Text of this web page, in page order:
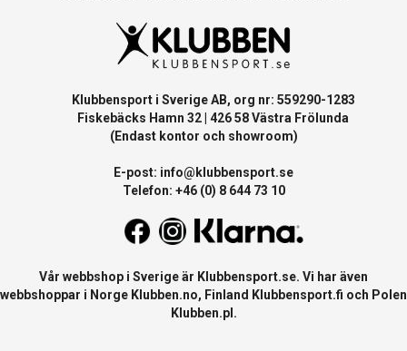
Klubbensport i Sverige AB, org nr: 559290-1283
Fiskebäcks Hamn 32 | 426 58 Västra Frölunda
(Endast kontor och showroom)
E-post: info@klubbensport.se
Telefon: +46 (0) 8 644 73 10
Vår webbshop i Sverige är Klubbensport.se. Vi har även
webbshoppar i Norge Klubben.no, Finland Klubbensport.fi och Polen
Klubben.pl .